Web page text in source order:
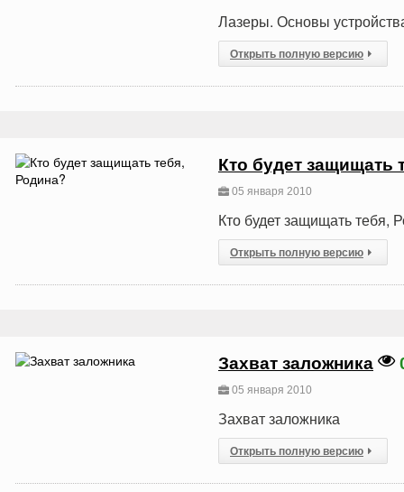
Лазеры. Основы
Открыть полную версию
Кто будет защищать
05 января 2010
Кто будет защищать тебя,
Открыть полную версию
Захват заложника
05 января 2010
Захват заложника
Открыть полную версию